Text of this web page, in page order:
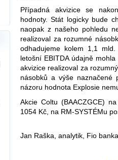
Případná akvizice se
hodnoty. Stát logicky bude
naopak z našeho pohledu
realizoval za rozumné
odhadujeme kolem 1,1
letošní EBITDA údajně
akvizice realizoval za
násobků a výše naznačené
názoru hodnota Explosie
Akcie Coltu (BAACZGCE)
1054 Kč, na RM-SYSTÉMu
Jan Raška, analytik, Fio